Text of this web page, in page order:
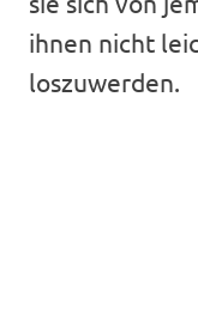
ihnen nicht
loszuwerden.